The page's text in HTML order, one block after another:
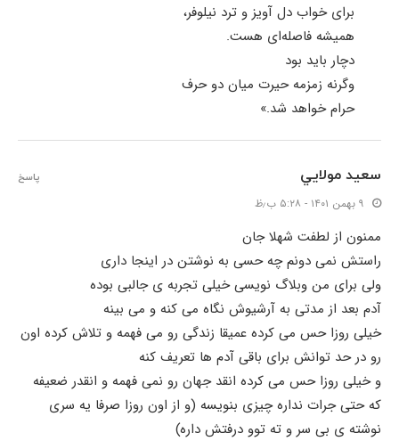
برای خواب دل آویز و ترد نیلوفر،
همیشه فاصله‌ای هست.
دچار باید بود
وگرنه زمزمه حیرت میان دو حرف
حرام خواهد شد.»
سعيد مولايي
۹ بهمن ۱۴۰۱ - ۵:۲۸ ب٫ظ
ممنون از لطفت شهلا جان
راستش نمی دونم چه حسی به نوشتن در اینجا داری
ولی برای من وبلاگ نویسی خیلی تجربه ی جالبی بوده
آدم بعد از مدتی به آرشیوش نگاه می کنه و می بینه
خیلی روزا حس می کرده عمیقا زندگی رو می فهمه و تلاش کرده اون
رو در حد توانش برای باقی آدم ها تعریف کنه
و خیلی روزا حس می کرده انقد جهان رو نمی فهمه و انقدر ضعیفه
که حتی جرات نداره چیزی بنویسه (و از اون روزا صرفا یه سری
نوشته ی بی سر و ته توو درفتش داره)
پاسخ